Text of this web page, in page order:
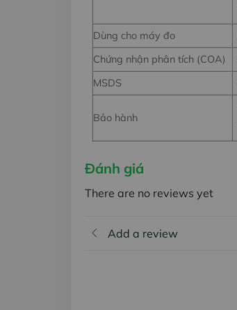
Dùng cho máy đo
Chứng nhận phân tích (COA)
MSDS
Bảo hành
Đánh giá
There are no reviews yet
Add a review